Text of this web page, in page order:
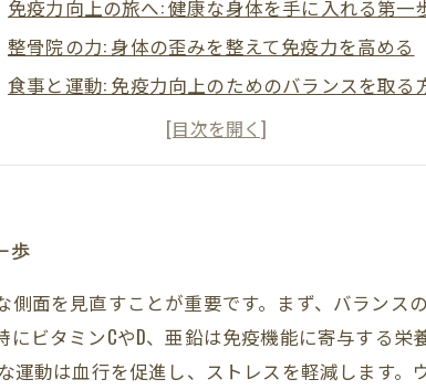
免疫力向上の旅へ: 健康な身体を手に入れる第一
整骨院の力: 身体の歪みを整えて免疫力を高める
食事と運動: 免疫力向上のためのバランスを取る
ストレス管理の重要性: 免疫力を守る心のケア
実践例紹介: 整骨院での施術がもたらした変化
心身を整えて健康を維持する: 免疫力有効活用の未
歩
面を見直すことが重要です。まず、バランス
ビタミンCやD、亜鉛は免疫機能に寄与する
運動は血行を促進し、ストレスを軽減します